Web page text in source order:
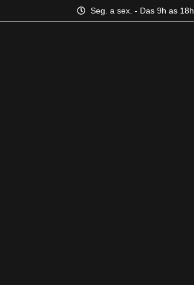
Seg. a sex. - Das 9h as 18h